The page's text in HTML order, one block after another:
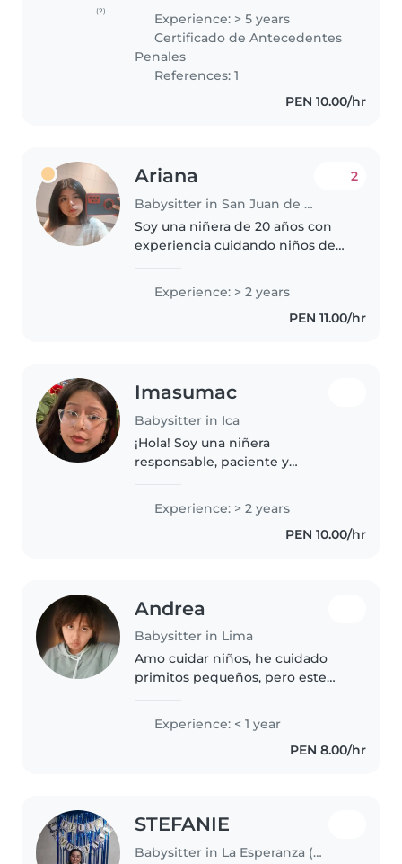
(2)
preescolares y escolares. Soy
responsable, paciente y
entusiasta. Tengo cursos de
primeros auxilios,..
Experience: > 5 years
Certificado de Antecedentes
Penales
References: 1
PEN 10.00/hr
Ariana
Babysitter in San Juan de Lurigancho
2
Soy una niñera de 20 años con
experiencia cuidando niños de
paciente y muy atenta con ellos.
Me gusta acompañarlos con
juegos, cuentos y actividades..
Experience: > 2 years
PEN 11.00/hr
Imasumac
Babysitter in Ica
¡Hola! Soy una niñera
responsable, paciente y
todas las edades. Me encanta
dibujar, leer cuentos, hacer
Experience: > 2 years
PEN 10.00/hr
Andrea
Babysitter in Lima
Amo cuidar niños, he cuidado
primitos pequeños, pero este
paciencia para enseñar o ayudar
a niños con tareas, ayudar al niño
con necesidades basicas,..
Experience: < 1 year
PEN 8.00/hr
STEFANIE
Babysitter in La Esperanza (Departamento de La Libertad)